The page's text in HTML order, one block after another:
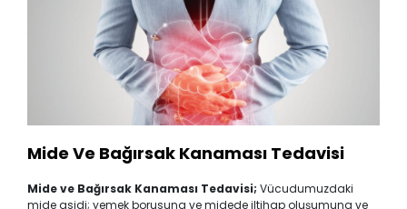
Mide Ve Bağırsak Kanaması Tedavisi
Mide ve Bağırsak Kanaması Tedavisi; Vücudumuzdaki
mide asidi; yemek borusuna ve midede iltihap oluşumuna ve